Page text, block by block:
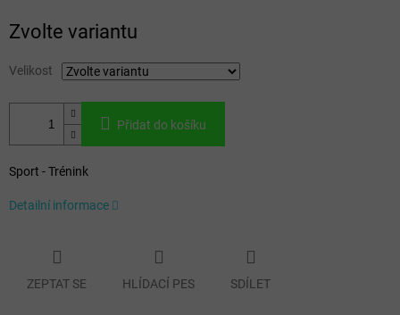
cena:
Zvolte variantu
Velikost
Přidat do košíku
Sport - Trénink
Detailní informace
ZEPTAT SE HLÍDACÍ PES SDÍLET